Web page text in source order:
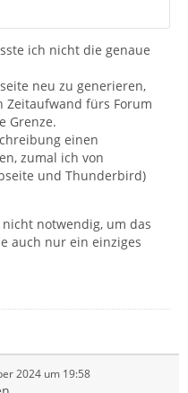
ich nicht die genaue
neu zu generieren,
Zeitaufwand fürs Forum
Grenze.
einen
zumal ich von
und Thunderbird)
notwendig, um das
auch nur ein einziges
2024 um 19:58